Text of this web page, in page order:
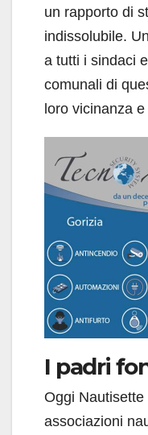
un rapporto di
indissolubile.
a tutti i sindaci
comunali di
loro vicinanza
I padri
Oggi
associazioni